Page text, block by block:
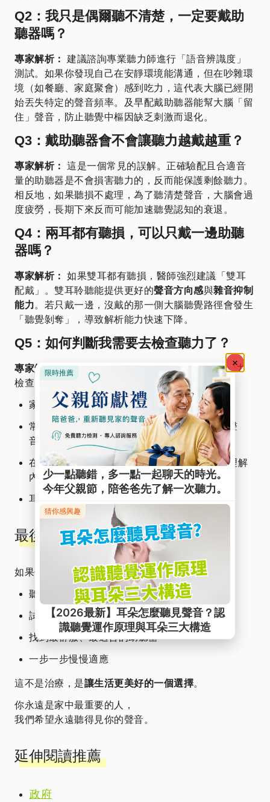
Q2：我只是偶爾聽不清楚，一定要戴助
聽器嗎？
專家解析：
建議諮詢專業聽力師進行「語音辨識度」
測試。如果你發現自己在安靜環境能溝通，但在吵雜環
境（如餐廳、家庭聚會）感到吃力，這代表大腦已經開
始丟失特定的聲音頻率。及早配戴助聽器能幫大腦「留
住」聲音，防止聽覺中樞因缺乏刺激而退化。
Q3：戴助聽器會不會讓聽力越戴越重？
專家解析：
這是一個常見的誤解。正確驗配且合適音
量的助聽器是不會損害聽力的，反而能保護剩餘聽力。
相反地，如果聽損不處理，為了聽清楚聲音，大腦會過
度疲勞，長期下來反而可能加速聽覺認知的衰退。
Q4：兩耳都有聽損，可以只戴一邊助聽
器嗎？
專家解析：
如果雙耳都有聽損，醫師強烈建議「雙耳
配戴」。雙耳聆聽能提供更好的聲音方向感與雜音抑制
能力。若只戴一邊，沒戴的那一側大腦聽覺路徑會發生
「聽覺剝奪」，導致解析能力快速下降。
Q5：如何判斷我需要去檢查聽力了？
專家解析：如果你符合以下任一情況，建議預約聽力
檢查：
家人抱怨你電視音量開太大。
常覺得別人在含糊說話（尤其是女性或小孩的聲
音）。
在餐廳等嘈雜場合，必須盯著對方的嘴型才能理解
內容。
耳朵出現持續性的耳鳴或悶塞感。
最後，小小的邀請
如果你願意，我們陪你：
聽力檢查
試戴體驗
找到最舒服、最適合的助聽器
一步一步慢慢適應
這不是治療，是讓生活更美好的一個選擇。
你永遠是家中最重要的人，
我們希望永遠聽得見你的聲音。
延伸閱讀推薦
政府